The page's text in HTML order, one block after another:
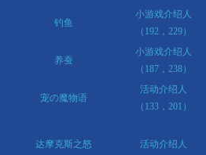
钓鱼
小游戏介绍人
（192，229）
养蚕
小游戏介绍人
（187，238）
宠の魔物语
活动介绍人
（133，201）
达摩克斯之怒 活动介绍人